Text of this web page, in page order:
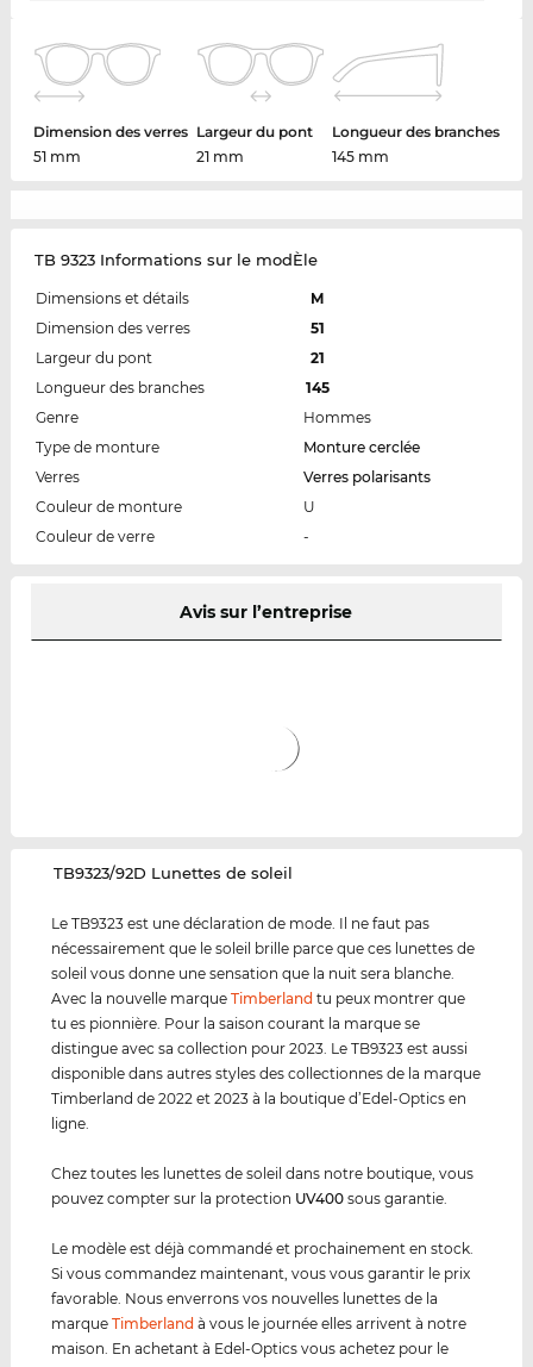
Dimension des verres
51 mm
Largeur du pont
21 mm
Longueur des branches
145 mm
TB 9323 Informations sur le modÈle
Dimensions et détails
M
Dimension des verres
51
Largeur du pont
21
Longueur des branches
145
Genre
Hommes
Type de monture
Monture cerclée
Verres
Verres polarisants
Couleur de monture
U
Couleur de verre
-
Avis sur l’entreprise
‌TB9323/92D Lunettes de soleil
Le TB9323 est une déclaration de mode. Il ne faut pas
nécessairement que le soleil brille parce que ces lunettes de
soleil vous donne une sensation que la nuit sera blanche.
Avec la nouvelle marqueTimberland tu peux montrer que
tu es pionnière. Pour la saison courant la marque se
distingue avec sa collection pour 2023. Le TB9323 est aussi
disponible dans autres styles des collectionnes de la marque
Timberland de 2022 et 2023 à la boutique d’Edel-Optics en
ligne.
Chez toutes les lunettes de soleil dans notre boutique, vous
pouvez compter sur la protection UV400 sous garantie.
Le modèle est déjà commandé et prochainement en stock.
Si vous commandez maintenant, vous vous garantir le prix
favorable. Nous enverrons vos nouvelles lunettes de la
marqueTimberland à vous le journée elles arrivent à notre
maison. En achetant à Edel-Optics vous achetez pour le